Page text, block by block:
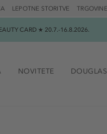
TRGOVINE
LEPOTNE STORITVE
CARD ★ 20.7.-16.8.2026.
NOVITETE